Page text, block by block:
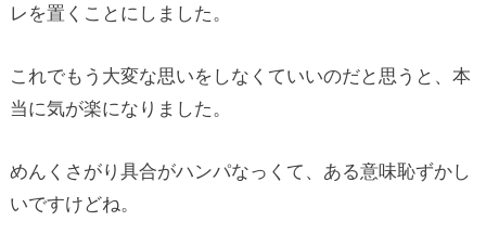
レを置くことにしました。
これでもう大変な思いをしなくていいのだと思うと、本
当に気が楽になりました。
めんくさがり具合がハンパなっくて、ある意味恥ずかし
いですけどね。